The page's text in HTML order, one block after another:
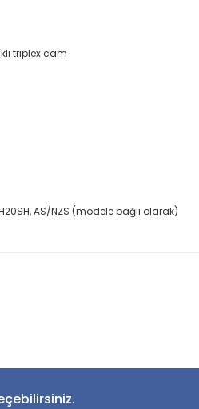
triplex cam
AS/NZS (modele bağlı olarak)